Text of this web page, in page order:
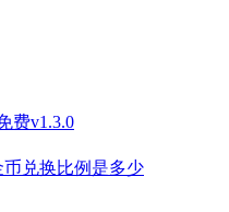
费v1.3.0
兑换比例是多少